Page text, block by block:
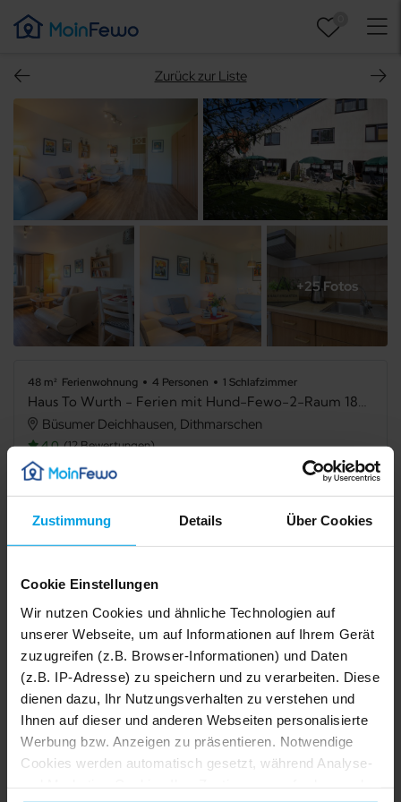
Zustimmung Details Über Cookies
Cookie Einstellungen
Wir nutzen Cookies und ähnliche Technologien auf
unserer Webseite, um auf Informationen auf Ihrem Gerät
zuzugreifen (z.B. Browser-Informationen) und Daten
(z.B. IP-Adresse) zu speichern und zu verarbeiten. Diese
dienen dazu, Ihr Nutzungsverhalten zu verstehen und
Ihnen auf dieser und anderen Webseiten personalisierte
Werbung bzw. Anzeigen zu präsentieren. Notwendige
Cookies werden automatisch gesetzt, während Analyse-
Zurück zur Liste
+25 Fotos
48 m² Ferienwohnung 4 Personen 1 Schlafzimmer
Haus To Wurth - Ferien mit Hund-Fewo-2-Raum 180/007
Büsumer Deichhausen, Dithmarschen
4,0 12 Bewertungen
Verfügbarkeit prüfen
Internet
Terrasse Grillmöglichkeit
Mikrowelle Dusche
Nichtraucher
Beschreibung
1/25
2/25
3/25
4/25